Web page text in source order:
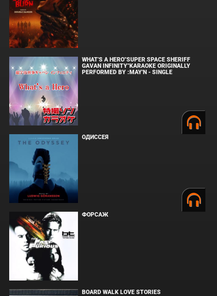
WHAT'S A HERO"SUPER SPACE SHERIFF
GAVAN INFINITY"KARAOKE ORIGINALLY
PERFORMED BY :MAY'N - SINGLE
ОДИССЕЯ
ФОРСАЖ
BOARD WALK LOVE STORIES